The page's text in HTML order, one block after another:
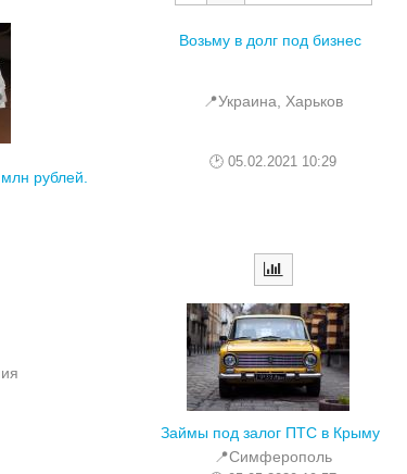
рублей.
Возьму в долг под бизнес
📍Украина, Харьков
05.02.2021 10:29
Займы под залог ПТС в Крыму
📍Симферополь